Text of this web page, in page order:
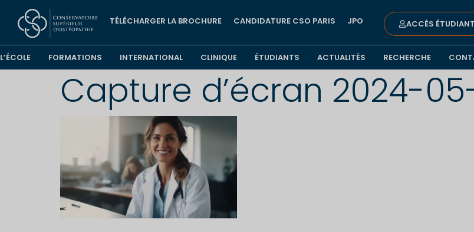
TÉLÉCHARGER LA BROCHURE CANDIDATURE CSO PARIS JPO ACCÈS ÉTUDIANT
L’ÉCOLE FORMATIONS INTERNATIONAL CLINIQUE ÉTUDIANTS ACTUALITÉS RECHERCHE
Capture d’écran 2024-